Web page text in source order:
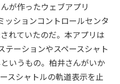
が作ったウェブアプリ
ッションコントロールセンタ
れていたのだ。本アプリは
ーションやスペースシャト
いうもの。柏井さんがいか
スシャトルの軌道表示を止